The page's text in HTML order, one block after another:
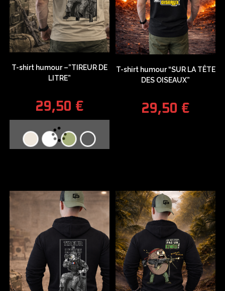
T-shirt humour –”TIREUR DE
LITRE”
29,50 €
T-shirt humour “SUR LA TÊTE
DES OISEAUX”
29,50 €